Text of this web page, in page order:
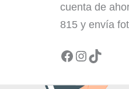
cuenta de
815 y envía
Facebook
Instagram
TikTok